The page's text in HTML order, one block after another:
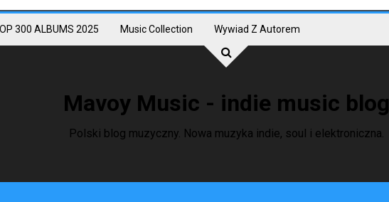
300 ALBUMS 2025 Music Collection Wywiad Z Autorem
Mavoy Music - indie music blog
Polski blog muzyczny. Nowa muzyka indie, soul i elektroniczna.